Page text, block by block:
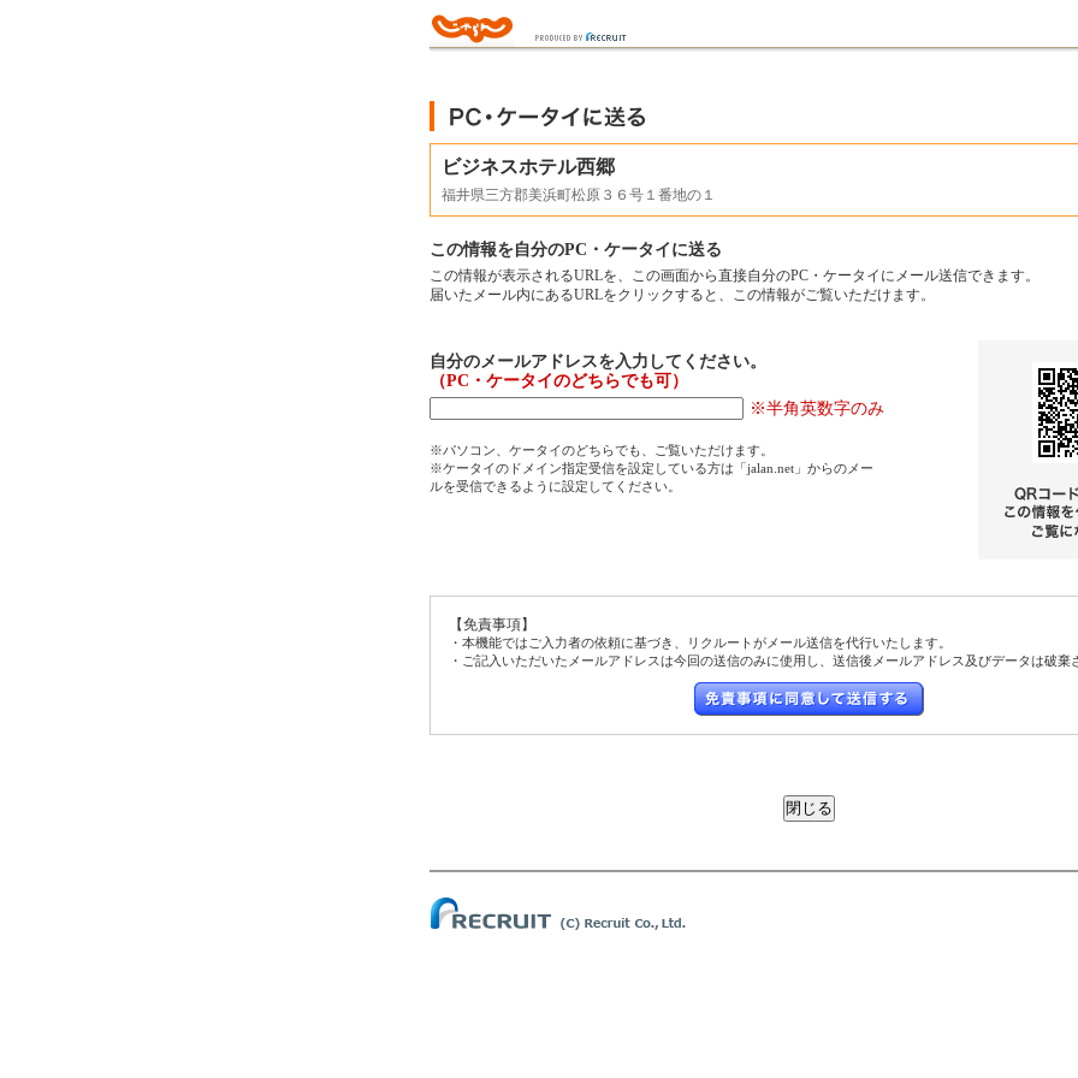
ビジネスホテル西郷
福井県三方郡美浜町松原３６号１番地の１
この情報を自分のPC・ケータイに送る
この情報が表示されるURLを、この画面から直接自分のPC・ケータイにメール送信できます。
届いたメール内にあるURLをクリックすると、この情報がご覧いただけます。
自分のメールアドレスを入力してください。
（PC・ケータイのどちらでも可）
※半角英数字のみ
※パソコン、ケータイのどちらでも、ご覧いただけます。
※ケータイのドメイン指定受信を設定している方は「jalan.net」からのメー
ルを受信できるように設定してください。
【免責事項】
・本機能ではご入力者の依頼に基づき、リクルートがメール送信を代行いたします。
・ご記入いただいたメールアドレスは今回の送信のみに使用し、送信後メールアドレス及びデータは破棄